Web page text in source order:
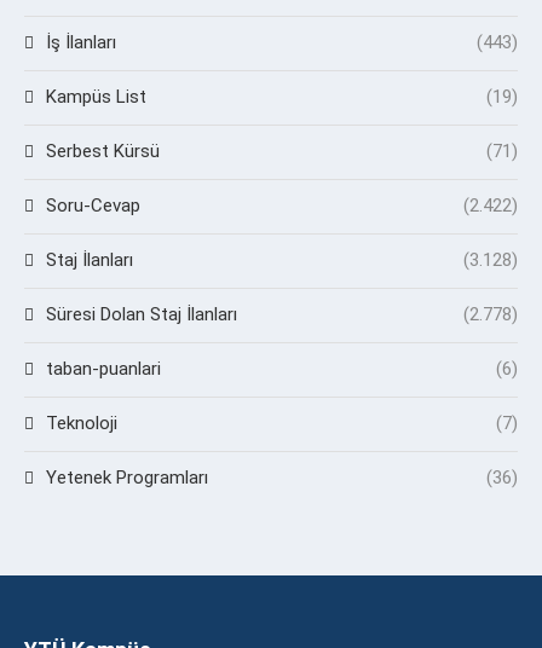
İş İlanları (443)
Kampüs List (19)
Serbest Kürsü (71)
Soru-Cevap (2.422)
Staj İlanları (3.128)
Süresi Dolan Staj İlanları (2.778)
taban-puanlari (6)
Teknoloji (7)
Yetenek Programları (36)